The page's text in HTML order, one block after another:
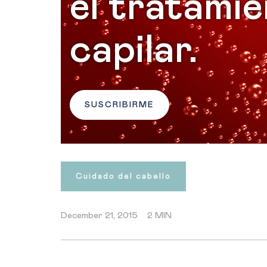
capilar.
SUSCRIBIRME
Cuidado del cabello
December 21, 2015 2 MIN